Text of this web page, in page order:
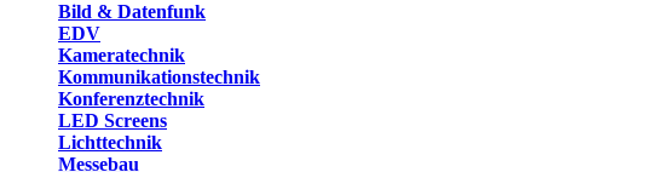
Bild & Datenfunk
EDV
Kameratechnik
Kommunikationstechnik
Konferenztechnik
LED Screens
Lichttechnik
Messebau